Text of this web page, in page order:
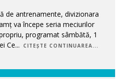
de antrenamente, divizionara
va începe seria meciurilor
programat sâmbătă, 1
Ce... CITEȘTE CONTINUAREA...